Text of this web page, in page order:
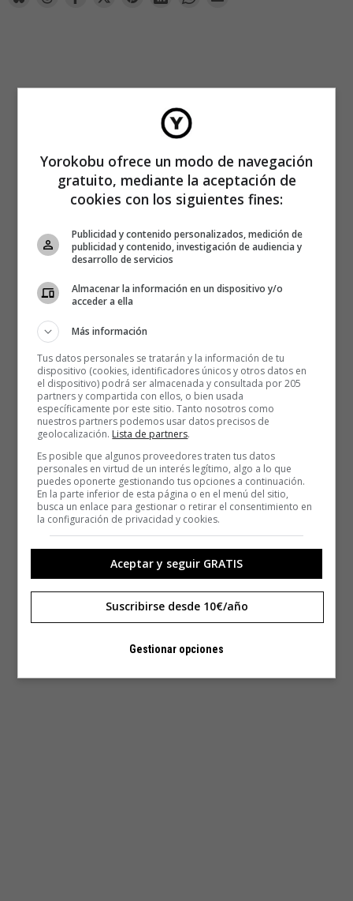
Yorokobu ofrece un modo de navegación
gratuito, mediante la aceptación de
cookies con los siguientes fines:
Publicidad y contenido personalizados, medición de
publicidad y contenido, investigación de audiencia y
desarrollo de servicios
Almacenar la información en un dispositivo y/o
acceder a ella
Más información
Tus datos personales se tratarán y la información de tu
dispositivo (cookies, identificadores únicos y otros datos en
el dispositivo) podrá ser almacenada y consultada por 205
partners y compartida con ellos, o bien usada
específicamente por este sitio. Tanto nosotros como
nuestros partners podemos usar datos precisos de
geolocalización. Lista de partners.
Es posible que algunos proveedores traten tus datos
personales en virtud de un interés legítimo, algo a lo que
puedes oponerte gestionando tus opciones a continuación.
En la parte inferior de esta página o en el menú del sitio,
busca un enlace para gestionar o retirar el consentimiento en
la configuración de privacidad y cookies.
Aceptar y seguir GRATIS
Suscribirse desde 10€/año
Gestionar opciones